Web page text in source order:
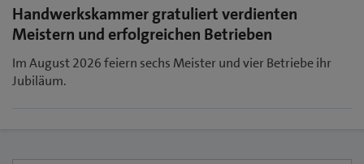
Handwerkskammer gratuliert verdienten
Meistern und erfolgreichen Betrieben
Im August 2026 feiern sechs Meister und vier Betriebe ihr
Jubiläum.